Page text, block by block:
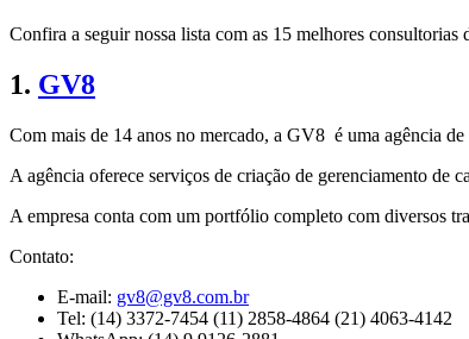
Confira a seguir nossa lista com as 15 melhores consultorias
1. GV8
Com mais de 14 anos no mercado, a GV8 é uma agência
A agência oferece serviços de criação de gerenciamento de
A empresa conta com um portfólio completo com diversos
Contato:
E-mail: gv8@gv8.com.br
Tel: (14) 3372-7454 (11) 2858-4864 (21) 4063-4142